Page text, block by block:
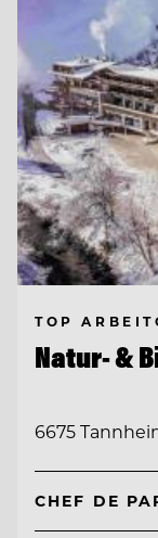
TOP
Natur- &
6675
CHEF DE